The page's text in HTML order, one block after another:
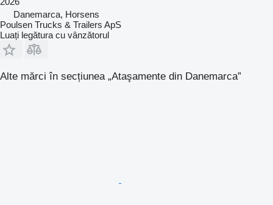
Danemarca, Horsens
Poulsen Trucks & Trailers ApS
Luați legătura cu vânzătorul
Alte mărci în secțiunea „Ataşamente din Danemarca”